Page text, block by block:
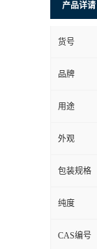
产品详请
货号
品牌
用途
外观
包装规格
纯度
CAS编号